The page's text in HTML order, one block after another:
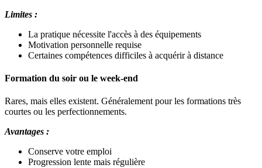
Limites :
La pratique nécessite l'accès à des équipements
Motivation personnelle requise
Certaines compétences difficiles à acquérir à distance
Formation du soir ou le week-end
Rares, mais elles existent. Généralement pour les formations très
courtes ou les perfectionnements.
Avantages :
Conserve votre emploi
Progression lente mais régulière